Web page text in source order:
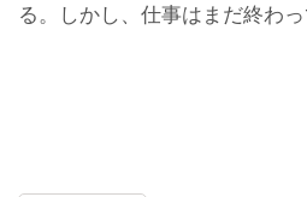
る。しかし、仕事はまだ終わっ